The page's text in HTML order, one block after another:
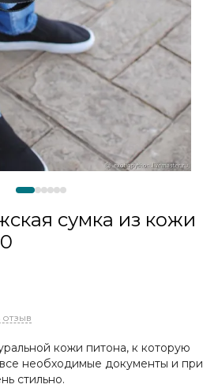
сумка из кожи
отзыв
кожи питона, к которую
необходимые документы и при
стильно.